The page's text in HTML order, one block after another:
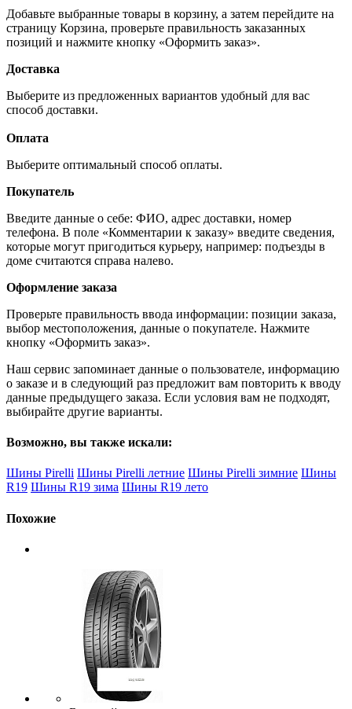
Добавьте выбранные товары в корзину, а затем перейдите на
страницу Корзина, проверьте правильность заказанных
позиций и нажмите кнопку «Оформить заказ».
Доставка
Выберите из предложенных вариантов удобный для вас
способ доставки.
Оплата
Выберите оптимальный способ оплаты.
Покупатель
Введите данные о себе: ФИО, адрес доставки, номер
телефона. В поле «Комментарии к заказу» введите сведения,
которые могут пригодиться курьеру, например: подъезды в
доме считаются справа налево.
Оформление заказа
Проверьте правильность ввода информации: позиции заказа,
выбор местоположения, данные о покупателе. Нажмите
кнопку «Оформить заказ».
Наш сервис запоминает данные о пользователе, информацию
о заказе и в следующий раз предложит вам повторить к вводу
данные предыдущего заказа. Если условия вам не подходят,
выбирайте другие варианты.
Возможно, вы также искали:
Шины Pirelli Шины Pirelli летние Шины Pirelli зимние Шины
R19 Шины R19 зима Шины R19 лето
Похожие